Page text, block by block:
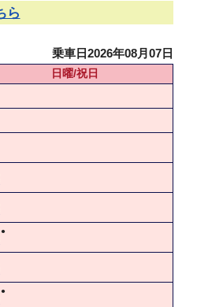
ら
乗車日2026年08月07日
日曜/祝日
●
●